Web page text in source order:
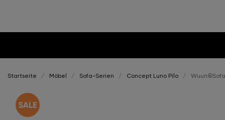
Startseite Möbel Sofa-Serien Concept Luno Pilo Wuun®Sofa